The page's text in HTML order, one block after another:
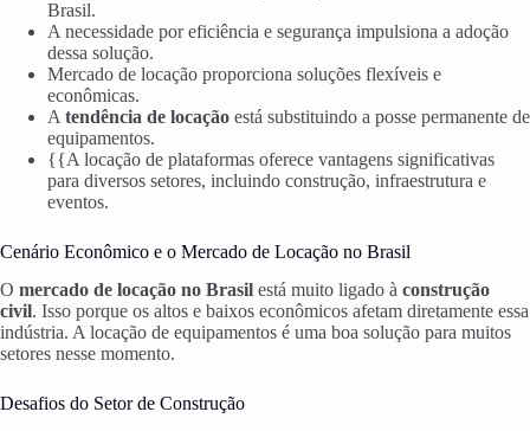
Brasil.
A necessidade por eficiência e segurança impulsiona a adoção
dessa solução.
Mercado de locação proporciona soluções flexíveis e
econômicas.
A tendência de locação está substituindo a posse permanente de
equipamentos.
{{A locação de plataformas oferece vantagens significativas
para diversos setores, incluindo construção, infraestrutura e
eventos.
Cenário Econômico e o Mercado de Locação no Brasil
O mercado de locação no Brasil está muito ligado à construção
civil. Isso porque os altos e baixos econômicos afetam diretamente essa
indústria. A locação de equipamentos é uma boa solução para muitos
setores nesse momento.
Desafios do Setor de Construção